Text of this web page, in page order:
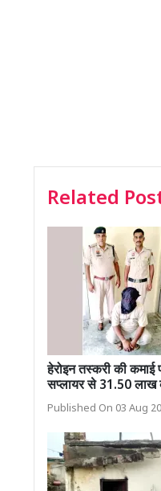
Related
हेरोइन तस्करी की
सप्लायर से 31.50 लाख
Published On 03 Aug